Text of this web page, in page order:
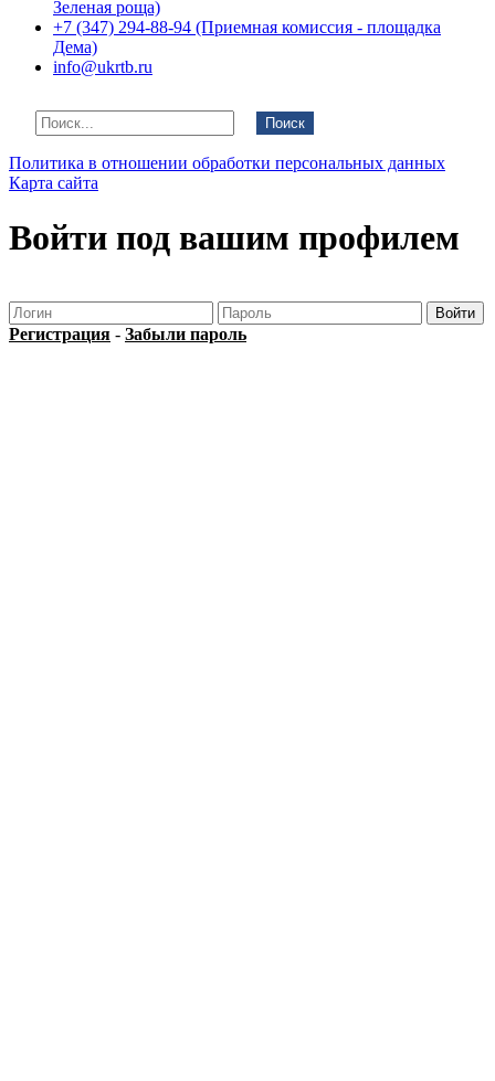
Зеленая роща)
+7 (347) 294-88-94 (Приемная комиссия - площадка
Дема)
info@ukrtb.ru
Поиск
Политика в отношении обработки персональных данных
Карта сайта
Войти под вашим профилем
Регистрация - Забыли пароль